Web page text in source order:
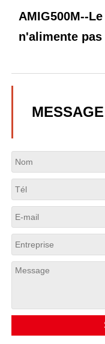
AMIG500M--
n'alimente
MESSAGE